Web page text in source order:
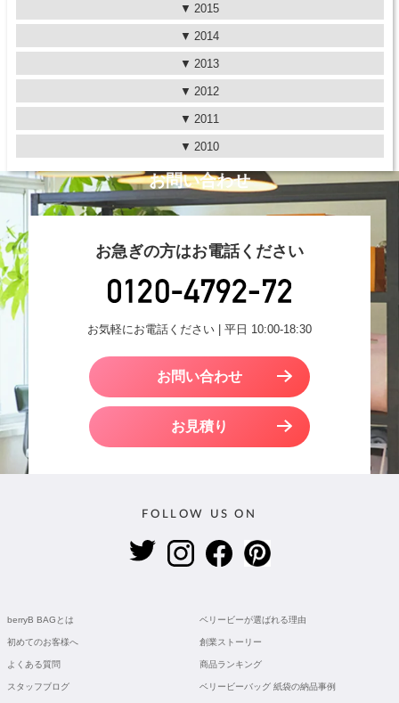
2015
2014
2013
2012
2011
2010
お問い合わせ
お急ぎの方はお電話ください
お気軽にお電話ください | 平日 10:00-18:30
お問い合わせ
お見積り
FOLLOW US ON
berryB BAGとは ベリービーが選ばれる理由
初めてのお客様へ 創業ストーリー
よくある質問 商品ランキング
スタッフブログ ベリービーバッグ 紙袋の納品事例